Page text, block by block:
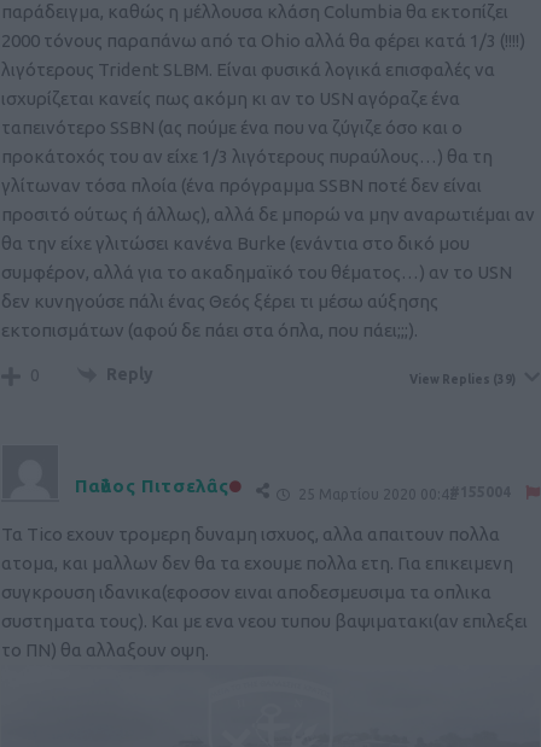
παράδειγμα, καθώς η μέλλουσα κλάση Columbia θα εκτοπίζει
2000 τόνους παραπάνω από τα Ohio αλλά θα φέρει κατά 1/3 (!!!!)
λιγότερους Trident SLBM. Είναι φυσικά λογικά επισφαλές να
ισχυρίζεται κανείς πως ακόμη κι αν το USN αγόραζε ένα
ταπεινότερο SSBN (ας πούμε ένα που να ζύγιζε όσο και ο
προκάτοχός του αν είχε 1/3 λιγότερους πυραύλους…) θα τη
γλίτωναν τόσα πλοία (ένα πρόγραμμα SSBN ποτέ δεν είναι
προσιτό ούτως ή άλλως), αλλά δε μπορώ να μην αναρωτιέμαι αν
θα την είχε γλιτώσει κανένα Burke (ενάντια στο δικό μου
συμφέρον, αλλά για το ακαδημαϊκό του θέματος…) αν το USN
δεν κυνηγούσε πάλι ένας Θεός ξέρει τι μέσω αύξησης
εκτοπισμάτων (αφού δε πάει στα όπλα, που πάει;;;).
0 Reply View Replies (39)
Παῦλος Πιτσελᾶς 25 Μαρτίου 2020 00:42
Τα Τico εχουν τρομερη δυναμη ισχυος, αλλα απαιτουν πολλα
ατομα, και μαλλων δεν θα τα εχουμε πολλα ετη. Για επικειμενη
συγκρουση ιδανικα(εφοσον ειναι αποδεσμευσιμα τα οπλικα
συστηματα τους). Και με ενα νεου τυπου βαψιματακι(αν επιλεξει
το ΠΝ) θα αλλαξουν οψη.